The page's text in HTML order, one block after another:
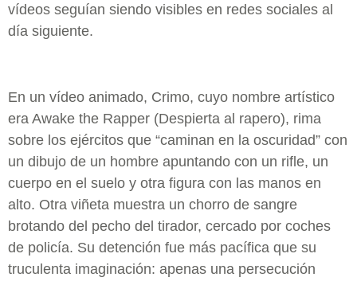
vídeos seguían siendo visibles en redes sociales al
día siguiente.
En un vídeo animado, Crimo, cuyo nombre artístico
era Awake the Rapper (Despierta al rapero), rima
sobre los ejércitos que “caminan en la oscuridad” con
un dibujo de un hombre apuntando con un rifle, un
cuerpo en el suelo y otra figura con las manos en
alto. Otra viñeta muestra un chorro de sangre
brotando del pecho del tirador, cercado por coches
de policía. Su detención fue más pacífica que su
truculenta imaginación: apenas una persecución